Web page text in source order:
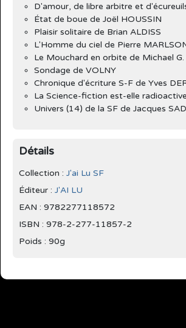
D'amour, de libre arbitre et
État de boue de Joël HOUSSIN
Plaisir solitaire de Brian ALDISS
L'Homme du ciel de Pierre
Le Mouchard en orbite de Michael G.
Sondage de VOLNY
Chronique d'écriture S-F de Yves
La Science-fiction est-elle
Univers (14) de la SF de Jacques
Détails
Collection : J'ai Lu SF
Éditeur : J'AI LU
EAN : 9782277118572
ISBN : 978-2-277-11857-2
Poids : 90g